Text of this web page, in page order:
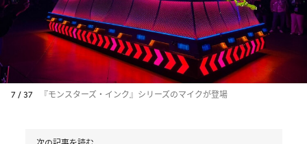
7 / 37 『モンスターズ・インク』シリーズのマイクが登場